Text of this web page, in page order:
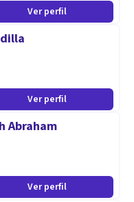
Ver perfil
Ver perfil
Abraham
Ver perfil